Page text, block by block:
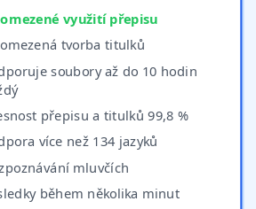
využití přepisu
tvorba titulků
soubory až do 10 hodin
přepisu a titulků 99,8 %
více než 134 jazyků
mluvčích
během několika minut